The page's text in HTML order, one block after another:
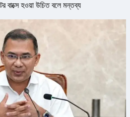
বাক্সে হওয়া উচিত বলে মন্তব্য